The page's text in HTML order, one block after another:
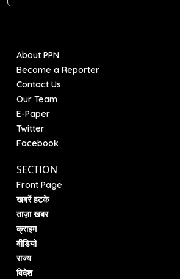
About PPN
Become a Reporter
Contact Us
Our Team
E-Paper
Twitter
Facebook
SECTION
Front Page
खबरें हटके
ताज़ा खबर
क्राइम
वीडियो
राज्य
विदेश